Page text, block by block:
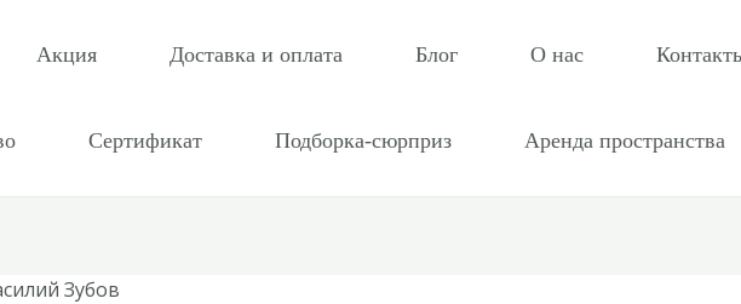
Акция Доставка и оплата Блог О нас
Сертификат Подборка-сюрприз Аренда пространства
Зубов